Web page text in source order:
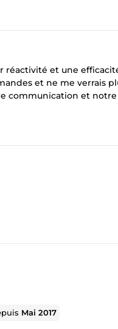
réactivité et une
et ne me verrais
communication et
Mai 2017